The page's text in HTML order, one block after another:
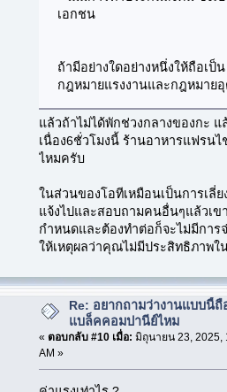
เอกชน
ถ้ามีอย่างใดอย่างหนึ่งให้ถือเป็
กฎหมายแรงงานและกฎหมาย
แล้วถ้าไม่ได้พักช่วงกลางของกะ
เนื่อง6ชั่วโมงนี้ ร้านอาหารแฟรน
ไหมครับ
ในส่วนของโอทีเหมือนเป็นการเลี่
แจ้งไปและสอบถามคนอื่นๆแล้วเข
กำหนดและต้องทำต่อก็จะไม่มีการ
ให้เหตุผลว่าคุณไม่มีประสิทธิภาพใ
Re: อยากถามว่างานแบบนี้ถื
แบล็คคอมปานีย์ไหม
« ตอบกลับ #10 เมื่อ: มิถุนายน 23, 2025,
AM »